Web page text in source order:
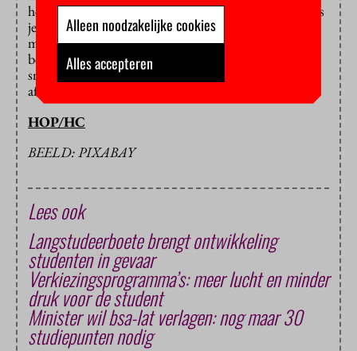
helemaal niets mee doen, dat is het andere uiterste. Als
je de resultaten naast elkaar legt, dan geeft dat
misschien geen representatief, maar wel een breed
beeld van de problematiek. En die moet volgens ons
snel worden aangepakt. Zie het als een tussenstap, in
afwachting van het complete landelijke beeld.”
HOP/HC
BEELD: PIXABAY
Lees ook
Langstudeerboete brengt ontwikkeling
studenten in gevaar
Verkiezingsprogramma’s: meer lucht en minder
druk voor de student
Minister wil bsa-lat verlagen: nog maar 30
studiepunten nodig
Alleen noodzakelijke cookies
Alles accepteren